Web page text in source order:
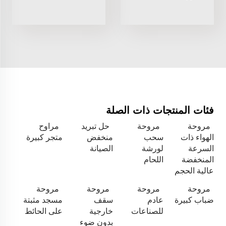
فئات المنتجات ذات الصلة
مروحة
الهواء ذات
السرعة
المنخفضة
عالية الحجم
مروحة
سحب
لورشة
اللحام
حل تبريد
منخفض
الصيانة
مراوح
متجر كبيرة
مروحة
ضباب كبيرة
مروحة
عادم
للصناعات
مروحة
سقف
خارجية
بدون ضوء
مروحة
مسجد مثبتة
على الحائط